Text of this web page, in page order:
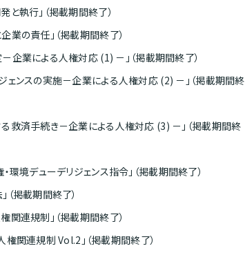
と執行」（掲載期間終了）
業の責任」（掲載期間終了）
企業による人権対応 (1) －」（掲載期間終了）
ェンスの実施－企業による人権対応 (2) －」（掲載期間終
救済手続き－企業による人権対応 (3) －」（掲載期間終
環境デューデリジェンス指令」（掲載期間終了）
（掲載期間終了）
関連規制」（掲載期間終了）
権関連規制 Vol.2」（掲載期間終了）